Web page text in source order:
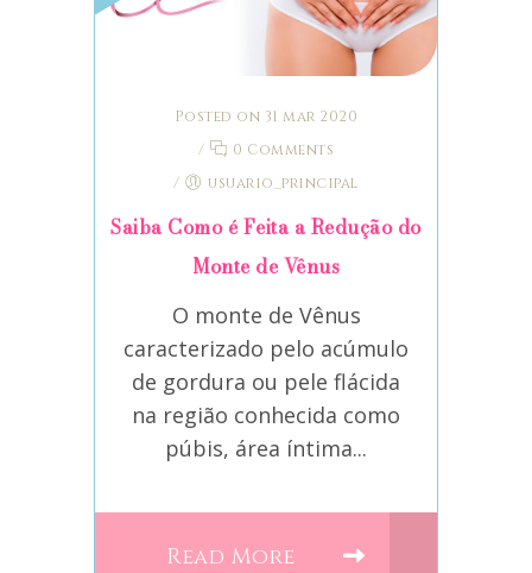
Posted on 31 mar 2020
/
0 Comments
/
usuario_principal
Saiba Como é Feita a Redução do
Monte de Vênus
O monte de Vênus
caracterizado pelo acúmulo
de gordura ou pele flácida
na região conhecida como
púbis, área íntima...
Read More